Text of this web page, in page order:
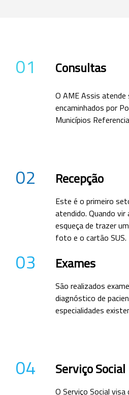
01 Consultas
O AME Assis
encaminhados por
Municípios
02 Recepção
Este é o primeiro
atendido. Quando
esqueça de trazer
foto e o cartão SUS.
03 Exames
São realizados
diagnóstico de
especialidades
04 Serviço Social
O Serviço Social